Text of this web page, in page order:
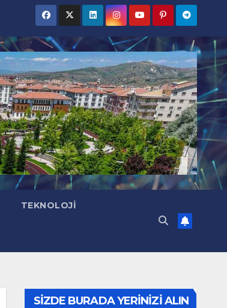
TEKNOLOJI
SİZDE BURADA YERİNİZİ ALIN